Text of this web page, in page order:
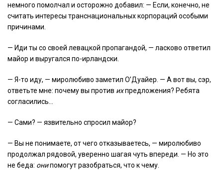
немного помолчал и осторожно добавил: — Если, конечно, не
считать интересы транснациональных корпораций особыми
причинами.
— Иди ты со своей левацкой пропагандой, — ласково ответил
майор и выругался по-ирландски.
— Я-то иду, — миролюбиво заметил О’Дуайер. — А вот вы, сэр,
ответьте мне: почему вы против ихпредложения? Ребята
согласились…
— Сами? — язвительно спросил майор?
— Вы не понимаете, от чего отказываетесь, — миролюбиво
продолжал рядовой, уверенно шагая чуть впереди. — Но это
не беда: онипомогут разобраться, что к чему.